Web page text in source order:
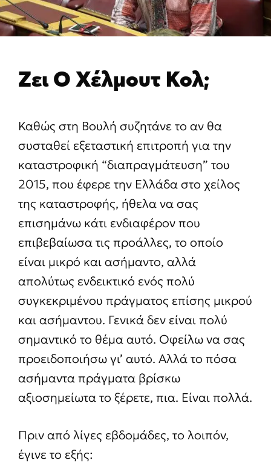
Ζει Ο Χέλμουτ Κολ;
Καθώς στη Βουλή συζητάνε το αν θα
συσταθεί εξεταστική επιτροπή για την
καταστροφική “διαπραγμάτευση” του
2015, που έφερε την Ελλάδα στο χείλος
της καταστροφής, ήθελα να σας
επισημάνω κάτι ενδιαφέρον που
επιβεβαίωσα τις προάλλες, το οποίο
είναι μικρό και ασήμαντο, αλλά
απολύτως ενδεικτικό ενός πολύ
συγκεκριμένου πράγματος επίσης μικρού
και ασήμαντου. Γενικά δεν είναι πολύ
σημαντικό το θέμα αυτό. Οφείλω να σας
προειδοποιήσω γι’ αυτό. Αλλά το πόσα
ασήμαντα πράγματα βρίσκω
αξιοσημείωτα το ξέρετε, πια. Είναι πολλά.
Πριν από λίγες εβδομάδες, το λοιπόν,
έγινε το εξής: